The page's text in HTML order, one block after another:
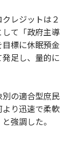
レジットは２
て「政府主導
標に休眠預金
足し、量的に
の適合型庶民
り迅速で柔軟
強調した。